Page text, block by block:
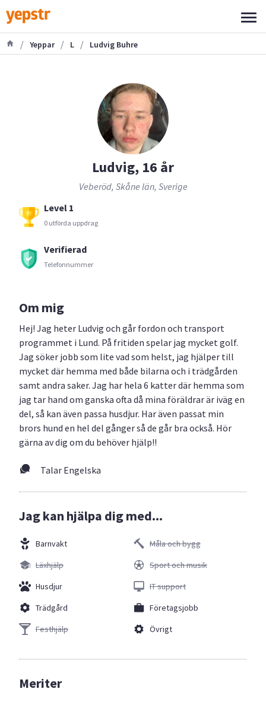
/ Yeppar / L / Ludvig Buhre
Ludvig, 16 år
Veberöd, Skåne län, Sverige
Level 1
0 utförda uppdrag
Verifierad
Telefonnummer
Om mig
Hej! Jag heter Ludvig och går fordon och transport
programmet i Lund. På fritiden spelar jag mycket golf.
Jag söker jobb som lite vad som helst, jag hjälper till
mycket där hemma med både bilarna och i trädgården
samt andra saker. Jag har hela 6 katter där hemma som
jag tar hand om ganska ofta då mina föräldrar är iväg en
del, så kan även passa husdjur. Har även passat min
brors hund en hel del gånger så de går bra också. Hör
gärna av dig om du behöver hjälp!!
Talar Engelska
Jag kan hjälpa dig med...
Barnvakt
Läxhjälp
Husdjur
Trädgård
Festhjälp
Måla och bygg
Sport och musik
IT support
Företagsjobb
Övrigt
Meriter